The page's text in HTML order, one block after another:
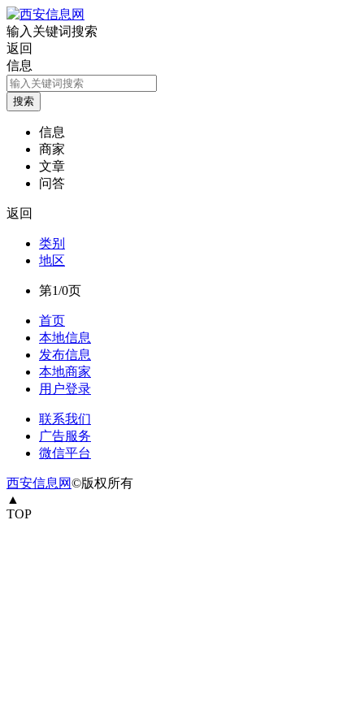
输入关键词搜索
返回
信息
信息
商家
文章
问答
返回
类别
地区
第1/0页
首页
本地信息
发布信息
本地商家
用户登录
联系我们
广告服务
微信平台
西安信息网©版权所有
▲
TOP